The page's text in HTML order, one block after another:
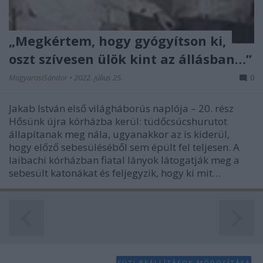
„Megkértem, hogy gyógyítson ki,
oszt szívesen ülök kint az állásban…”
MagyarosiSándor • 2022. július 25. 0
Jakab István első világháborús naplója – 20. rész
Hősünk újra kórházba kerül: tüdőcsúcshurutot
állapítanak meg nála, ugyanakkor az is kiderül,
hogy előző sebesüléséből sem épült fel teljesen. A
laibachi kórházban fiatal lányok látogatják meg a
sebesült katonákat és feljegyzik, hogy ki mit…